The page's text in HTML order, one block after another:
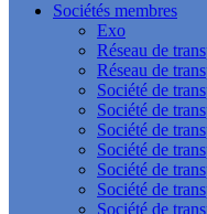
Sociétés membres
Exo
Réseau de
Réseau de
Société de
Société de
Société de
Société de
Société de
Société de
Société de